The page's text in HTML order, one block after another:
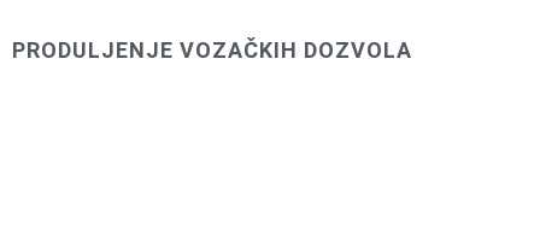
PRODULJENJE VOZAČKIH DOZVOLA